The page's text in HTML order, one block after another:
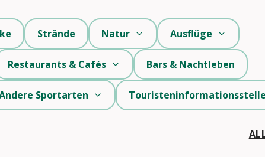
Strände Natur Ausflüge
Restaurants & Cafés Bars & Nachtleben
Sportarten